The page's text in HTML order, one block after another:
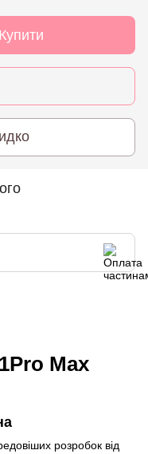
Купити
Max
розробок від